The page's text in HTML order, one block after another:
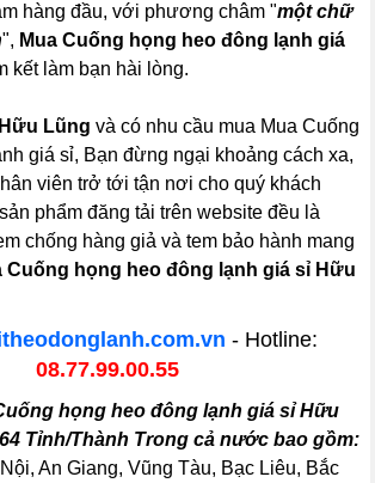
hàng đầu, với phương châm "một chữ
", Mua Cuống họng heo đông lạnh giá
kết làm bạn hài lòng.
Hữu Lũng và có nhu cầu mua Mua Cuống
giá sỉ, Bạn đừng ngại khoảng cách xa,
viên trở tới tận nơi cho quý khách
phẩm đăng tải trên website đều là
chống hàng giả và tem bảo hành mang
Cuống họng heo đông lạnh giá sỉ Hữu
- Hotline:
08.77.99.00.55
họng heo đông lạnh giá sỉ Hữu
Tỉnh/Thành Trong cả nước bao gồm:
An Giang, Vũng Tàu, Bạc Liêu, Bắc